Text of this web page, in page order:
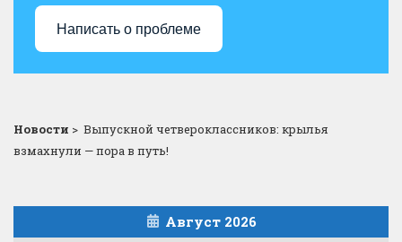
Написать о проблеме
Новости > Выпускной четвероклассников: крылья
взмахнули — пора в путь!
Август 2026